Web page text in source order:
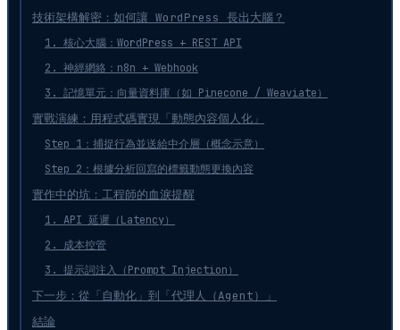
技術架構解密：如何讓 WordPress 長出大腦？
1. 核心大腦：WordPress + REST API
2. 神經網絡：n8n + Webhook
3. 記憶單元：向量資料庫（如 Pinecone / Weaviate）
實戰演練：用程式碼實現「動態內容個人化」
Step 1：捕捉行為並送給中介層（概念示意）
Step 2：根據分析回寫的標籤動態更換內容
實作中的坑：工程師的血淚提醒
1. API 延遲（Latency）
2. 成本控管
3. 提示詞注入（Prompt Injection）
下一步：從「自動化」到「代理人（Agent）」
結論